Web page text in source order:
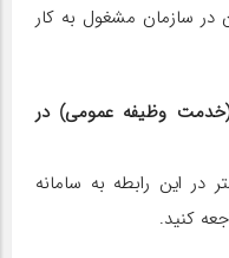
سازمان مشغول به کار
(خدمت وظیفه عمومی) در
در این رابطه به سامانه
کنید.